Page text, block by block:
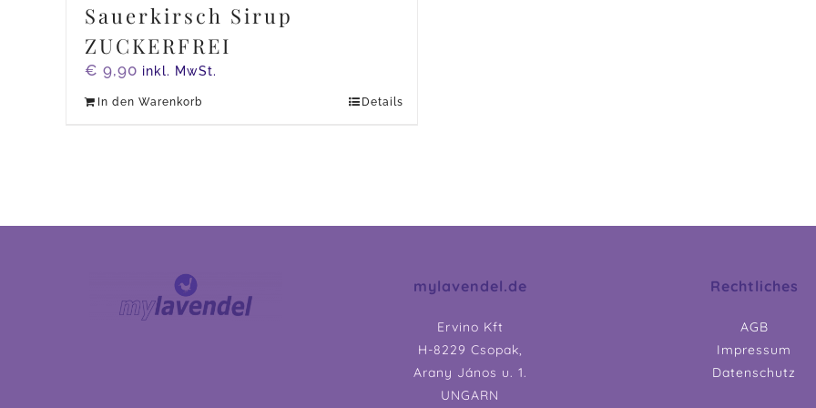
Sauerkirsch Sirup
ZUCKERFREI
€ 9,90 inkl. MwSt.
In den Warenkorb Details
mylavendel.de
Ervino Kft
H-8229 Csopak,
Arany János u. 1.
UNGARN
Rechtliches
AGB
Impressum
Datenschutz